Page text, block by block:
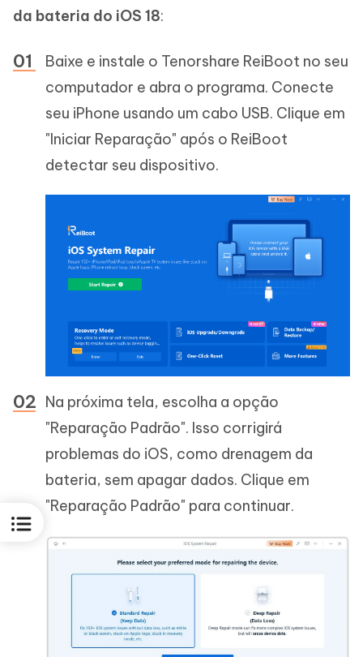
da bateria do iOS 18:
Baixe e instale o Tenorshare ReiBoot no seu
computador e abra o programa. Conecte
seu iPhone usando um cabo USB. Clique em
"Iniciar Reparação" após o ReiBoot
detectar seu dispositivo.
Na próxima tela, escolha a opção
"Reparação Padrão". Isso corrigirá
problemas do iOS, como drenagem da
bateria, sem apagar dados. Clique em
"Reparação Padrão" para continuar.